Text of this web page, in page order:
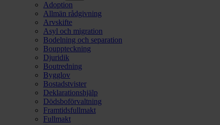
Adoption
Allmän rådgivning
Arvskifte
Asyl och migration
Bodelning och separation
Bouppteckning
Djuridik
Boutredning
Bygglov
Bostadstvister
Deklarationshjälp
Dödsboförvaltning
Framtidsfullmakt
Fullmakt